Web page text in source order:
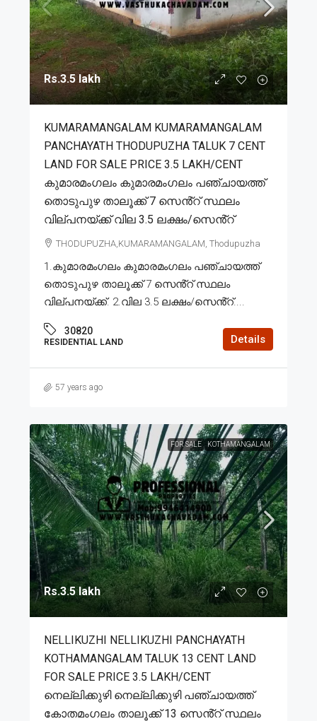
Rs.3.5 lakh
KUMARAMANGALAM KUMARAMANGALAM
PANCHAYATH THODUPUZHA TALUK 7 CENT
LAND FOR SALE PRICE 3.5 LAKH/CENT
കുമാരമംഗലം കുമാരമംഗലം പഞ്ചായത്ത്
തൊടുപുഴ താലൂക്ക് 7 സെൻ്റ് സ്ഥലം
വില്പനയ്ക്ക് വില 3.5 ലക്ഷം/സെൻ്റ്
THODUPUZHA,KUMARAMANGALAM, Thodupuzha
1.കുമാരമംഗലം കുമാരമംഗലം പഞ്ചായത്ത്
തൊടുപുഴ താലൂക്ക് 7 സെൻ്റ് സ്ഥലം
വില്പനയ്ക്ക്. 2.വില 3.5 ലക്ഷം/സെൻ്റ്....
30820
RESIDENTIAL LAND Details
57 years ago
FOR SALE KOTHAMANGALAM
Rs.3.5 lakh
NELLIKUZHI NELLIKUZHI PANCHAYATH
KOTHAMANGALAM TALUK 13 CENT LAND
FOR SALE PRICE 3.5 LAKH/CENT
നെല്ലിക്കുഴി നെല്ലിക്കുഴി പഞ്ചായത്ത്
കോതമംഗലം താലൂക്ക് 13 സെൻ്റ് സ്ഥലം